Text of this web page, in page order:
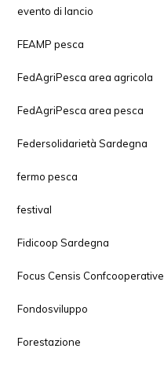
evento di lancio
FEAMP pesca
FedAgriPesca area agricola
FedAgriPesca area pesca
Federsolidarietà Sardegna
fermo pesca
festival
Fidicoop Sardegna
Focus Censis Confcooperative
Fondosviluppo
Forestazione